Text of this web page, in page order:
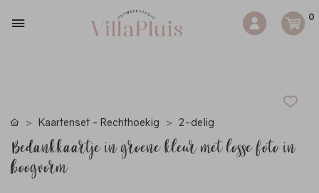
0
Kaartenset - Rechthoekig 2-delig
Bedankkaartje in groene kleur met losse foto in
boogvorm